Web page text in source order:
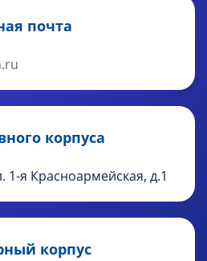
почта
корпуса
1-я Красноармейская, д.1
корпус